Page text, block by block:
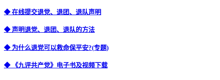
◆ 在线提交退党、退团、退队声明
◆ 声明退党、退团、退队的方法
◆ 为什么退党可以救命保平安?(专题)
◆ 《九评共产党》电子书及视频下载